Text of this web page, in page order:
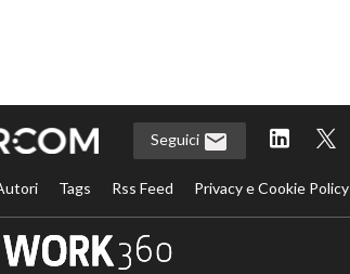
Seguici
Tags Rss Feed Privacy e Cookie Policy